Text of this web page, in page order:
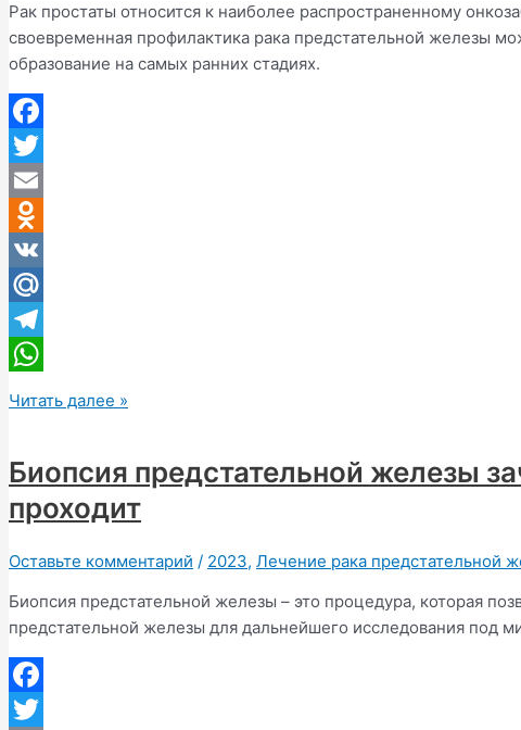
Рак простаты относится к наиболее распространенному
своевременная профилактика рака предстательной железы
образование на самых ранних стадиях.
Facebook
Twitter
Email
Odnoklassniki
VK
Mail.Ru
Telegram
Профилактика
железы
Читать далее »
Биопсия предстательной железы
проходит
Оставьте комментарий / 2023, Лечение рака предстательной
Биопсия предстательной железы – это процедура, которая
предстательной железы для дальнейшего исследования под
Facebook